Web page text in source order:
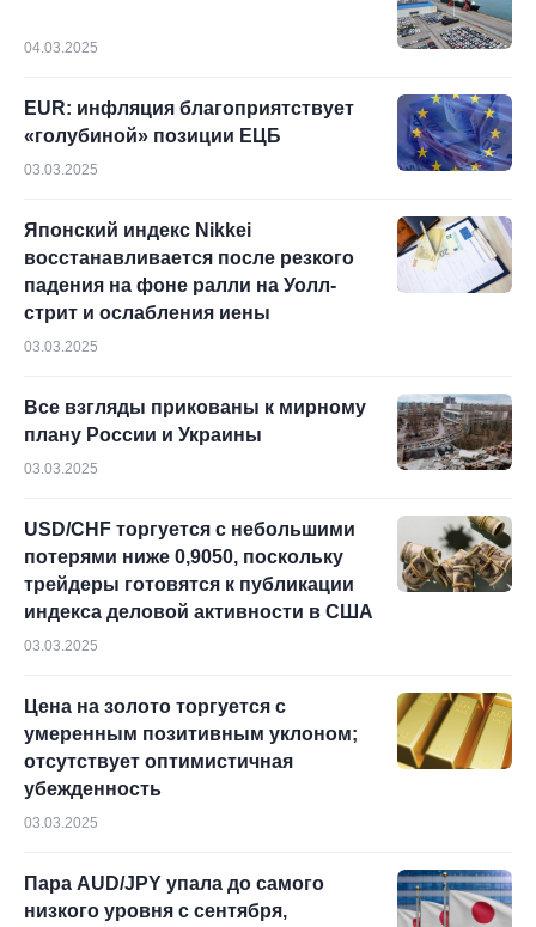
04.03.2025
EUR: инфляция благоприятствует
«голубиной» позиции ЕЦБ
03.03.2025
Японский индекс Nikkei
восстанавливается после резкого
падения на фоне ралли на Уолл-
стрит и ослабления иены
03.03.2025
Все взгляды прикованы к мирному
плану России и Украины
03.03.2025
USD/CHF торгуется с небольшими
потерями ниже 0,9050, поскольку
трейдеры готовятся к публикации
индекса деловой активности в США
03.03.2025
Цена на золото торгуется с
умеренным позитивным уклоном;
отсутствует оптимистичная
убежденность
03.03.2025
Пара AUD/JPY упала до самого
низкого уровня с сентября,